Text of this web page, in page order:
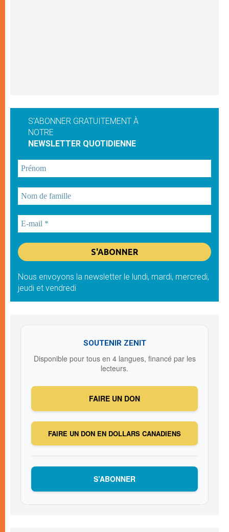
S'ABONNER GRATUITEMENT À
NOTRE
NEWSLETTER QUOTIDIENNE
Nous envoyons la newsletter le lundi, mardi, mercredi,
jeudi et vendredi
SOUTENIR ZENIT
Disponible pour tous en 4 langues, financé par les
lecteurs.
FAIRE UN DON
FAIRE UN DON EN DOLLARS CANADIENS
S’ABONNER